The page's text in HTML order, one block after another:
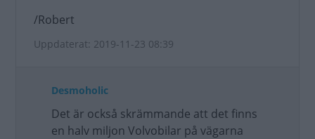
/Robert
Uppdaterat: 2019-11-23 08:39
Desmoholic
Det är också skrämmande att det finns
en halv miljon Volvobilar på vägarna